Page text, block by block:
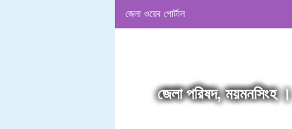
জেলা ওয়েব পোর্টাল
জেলা পরিষদ, ময়মনসিংহ ।